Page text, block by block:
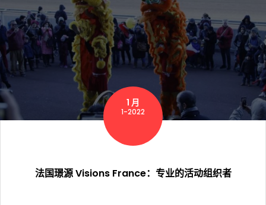
1 月
1-2022
法国璟源 Visions France：专业的活动组织者